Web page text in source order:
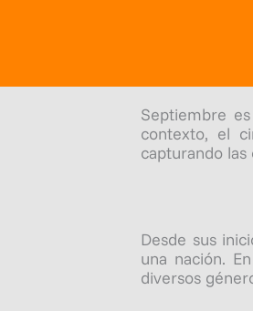
Septiembre
contexto, el
capturando
Desde sus
una nación.
diversos